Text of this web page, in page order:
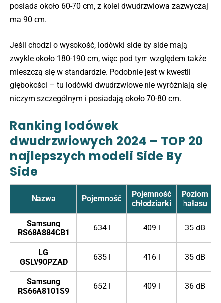
posiada około 60-70 cm, z kolei dwudrzwiowa zazwyczaj
ma 90 cm.
Jeśli chodzi o wysokość, lodówki side by side mają
zwykle około 180-190 cm, więc pod tym względem także
mieszczą się w standardzie. Podobnie jest w kwestii
głębokości – tu lodówki dwudrzwiowe nie wyróżniają się
niczym szczególnym i posiadają około 70-80 cm.
Ranking lodówek
dwudrzwiowych 2024 – TOP 20
najlepszych modeli Side By
Side
Nazwa Pojemność
Pojemność
chłodziarki
Poziom
hałasu
Samsung
RS68A884CB1
634 l 409 l 35 dB
LG
GSLV90PZAD
635 l 416 l 35 dB
Samsung
RS66A8101S9
652 l 409 l 36 dB